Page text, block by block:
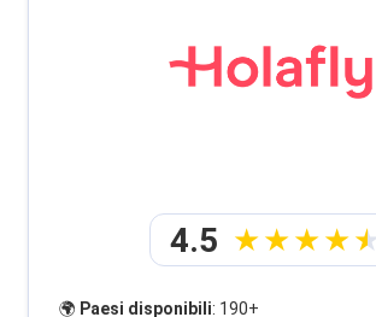
4.5
🌍 Paesi disponibili: 190+